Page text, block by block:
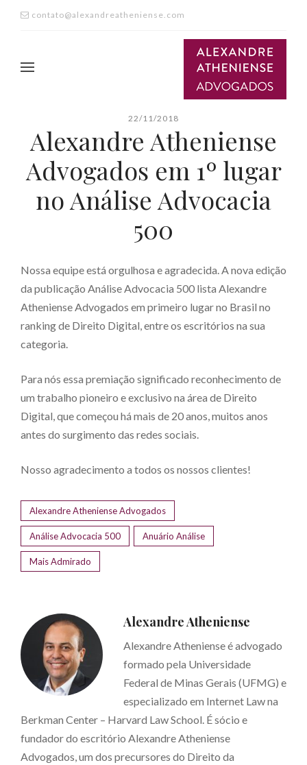
contato@alexandreatheniense.com
22/11/2018
Alexandre Atheniense
Advogados em 1º lugar
no Análise Advocacia
500
Nossa equipe está orgulhosa e agradecida. A nova edição
da publicação Análise Advocacia 500 lista Alexandre
Atheniense Advogados em primeiro lugar no Brasil no
ranking de Direito Digital, entre os escritórios na sua
categoria.
Para nós essa premiação significado reconhecimento de
um trabalho pioneiro e exclusivo na área de Direito
Digital, que começou há mais de 20 anos, muitos anos
antes do surgimento das redes sociais.
Nosso agradecimento a todos os nossos clientes!
Alexandre Atheniense Advogados
Análise Advocacia 500 Anuário Análise
Mais Admirado
Alexandre Atheniense
Alexandre Atheniense é advogado
formado pela Universidade
Federal de Minas Gerais (UFMG) e
especializado em Internet Law na
Berkman Center – Harvard Law School. É sócio e
fundador do escritório Alexandre Atheniense
Advogados, um dos precursores do Direito da